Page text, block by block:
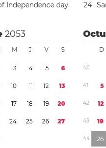
Independence day
24
2053
M J V S
3 4 5 6
10 11 12 13
17 18 19 20
24 25 26 27
D
40
41 5
42 12
43 19
44 26